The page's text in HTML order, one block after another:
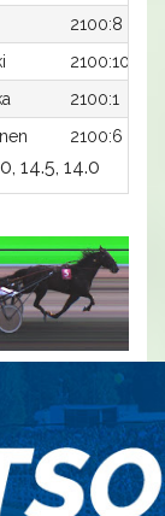
2100:8
2100:10
2100:1
2100:6
14.5, 14.0